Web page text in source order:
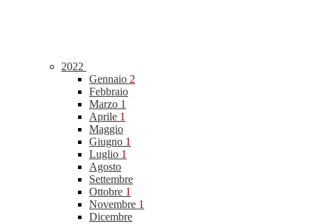
2022
Gennaio 2
Febbraio
Marzo 1
Aprile 1
Maggio
Giugno 1
Luglio 1
Agosto
Settembre
Ottobre 1
Novembre 1
Dicembre